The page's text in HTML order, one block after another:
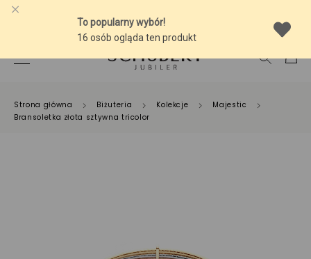
Strona główna Biżuteria Kolekcje
Majestic
Bransoletka złota sztywna tricolor